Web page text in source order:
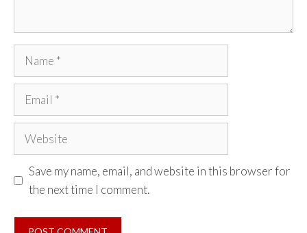
Name
Email
Website
Save my name, email, and website in this browser for
the next time I comment.